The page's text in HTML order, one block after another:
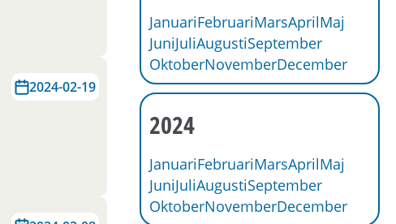
2024-02-19
JanuariFebruariMarsAprilMaj
JuniJuliAugustiSeptember
OktoberNovemberDecember
2024
JanuariFebruariMarsAprilMaj
JuniJuliAugustiSeptember
OktoberNovemberDecember